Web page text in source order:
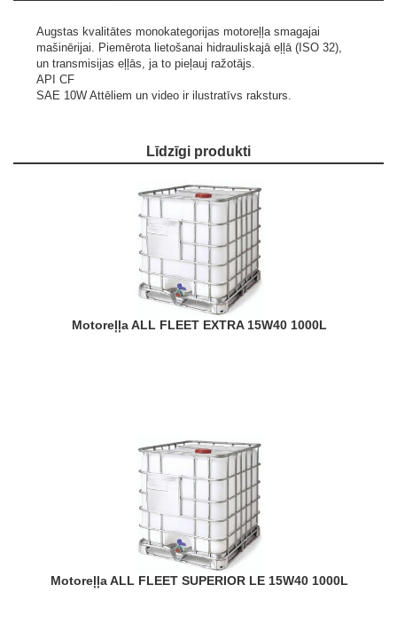
Augstas kvalitātes monokategorijas motoreļļa smagajai
mašinērijai. Piemērota lietošanai hidrauliskajā eļļā (ISO 32),
un transmisijas eļļās, ja to pieļauj ražotājs.
API CF
SAE 10W Attēliem un video ir ilustratīvs raksturs.
Līdzīgi produkti
Motoreļļa ALL FLEET EXTRA 15W40 1000L
Motoreļļa ALL FLEET SUPERIOR LE 15W40 1000L